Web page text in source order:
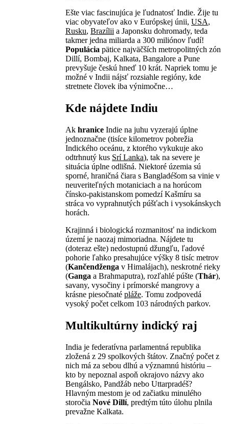
Ešte viac fascinujúca je ľudnatosť Indie. Žije tu
viac obyvateľov ako v Európskej únii, USA,
Rusku, Brazílii a Japonsku dohromady, teda
takmer jedna miliarda a 300 miliónov ľudí!
Populácia pätice najväčších metropolitných zón
Dillí, Bombaj, Kalkata, Bangalore a Pune
prevyšuje českú hneď 10 krát. Napriek tomu je
možné v Indii nájsť rozsiahle regióny, kde
stretnete človek iba výnimočne…
Kde nájdete Indiu
Ak hranice Indie na juhu vyzerajú úplne
jednoznačne (tisíce kilometrov pobrežia
Indického oceánu, z ktorého vykukuje ako
odtrhnutý kus Srí Lanka), tak na severe je
situácia úplne odlišná. Niektoré územia sú
sporné, hraničná čiara s Bangladéšom sa vinie v
neuveriteľných motaniciach a na horúcom
čínsko-pakistanskom pomedzí Kašmíru sa
stráca vo vyprahnutých púšťach i vysokánskych
horách.
Krajinná i biologická rozmanitosť na indickom
území je naozaj mimoriadna. Nájdete tu
(doteraz ešte) nedostupnú džungľu, ľadové
pohorie ľahko presahujúce výšky 8 tisíc metrov
(Kančendženga v Himalájach), neskrotné rieky
(Ganga a Brahmaputra), rozľahlé púšte (Thár),
savany, vysočiny i prímorské mangrovy a
krásne piesočnaté pláže. Tomu zodpovedá
vysoký počet celkom 103 národných parkov.
Multikultúrny indický raj
India je federatívna parlamentná republika
zložená z 29 spolkových štátov. Značný počet z
nich má za sebou dlhú a významnú históriu –
kto by nepoznal aspoň okrajovo názvy ako
Bengálsko, Pandžáb nebo Uttarpradéš?
Hlavným mestom je od začiatku minulého
storočia Nové Dillí, predtým túto úlohu plnila
prevažne Kalkata.